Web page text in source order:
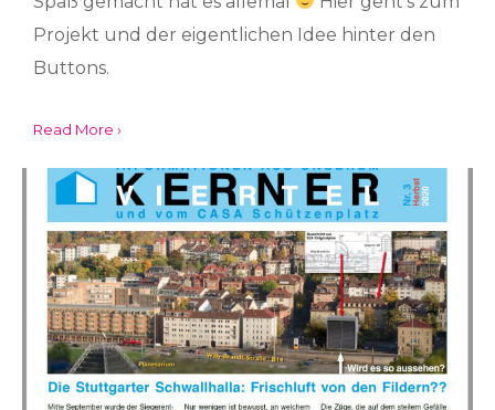
Projekt und der eigentlichen Idee hinter den
Buttons.
Read More ›